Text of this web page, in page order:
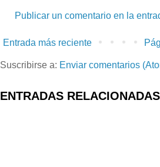
Publicar un comentario en la
Entrada más reciente
Suscribirse a: Enviar comentarios
ENTRADAS